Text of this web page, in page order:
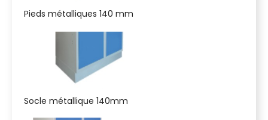
Pieds métalliques 140 mm
Socle métallique 140mm